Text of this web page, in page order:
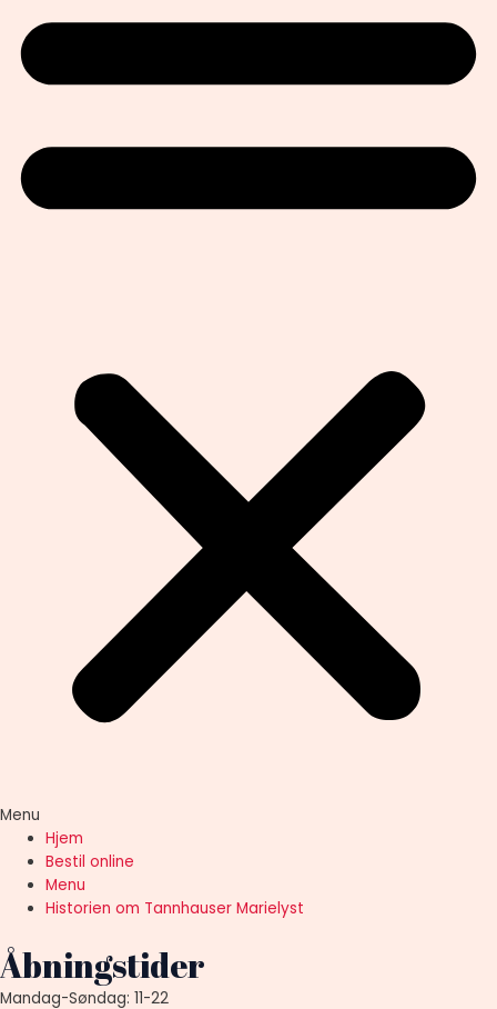
Menu
Hjem
Bestil online
Menu
Historien om Tannhauser Marielyst
Åbningstider
Mandag-Søndag: 11-22